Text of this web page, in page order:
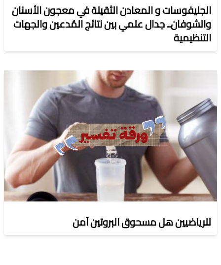
الجليفوسات و المعادن الثقيلة في معجون الأسنان
والشوفان.. جدال علمي بين نتائج المُدعين والجهات
التنظيمية
للرياضيين هل مسحوق البروتين آمن